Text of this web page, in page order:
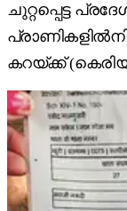
ചുറ്റപ്പെട്ട
കറയ്ക്ക്